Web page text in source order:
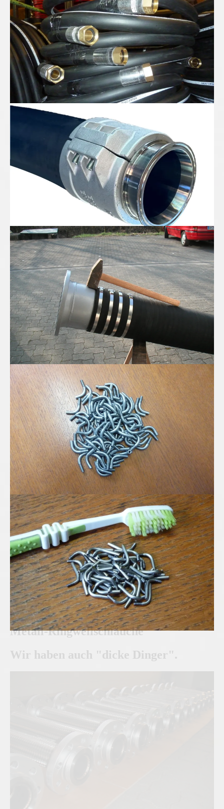
Gummispiralschlauch DN100
Spiral Saug-Druckschlauch in DN300
Edelstahl Mini-Rohrbögen
Edelstahl Mikro-Rohrbögen
Metall-Ringwellschläuche
Wir haben auch "dicke Dinger".